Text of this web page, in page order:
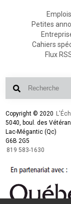
Emplois
Petites
Cahiers
Flux
Copyright © 2020
5040, boul. des
Lac-Mégantic (Qc)
G6B 2G5
819 583-1630